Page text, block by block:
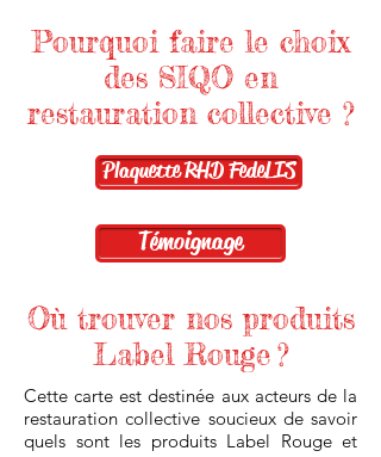
Pourquoi faire le choix
des SIQO en
restauration collective ?
Plaquette RHD FedeLIS
Témoignage
Où trouver nos produits
Label Rouge ?
Cette carte est destinée aux acteurs de la
restauration collective soucieux de savoir
quels sont les produits Label Rouge et